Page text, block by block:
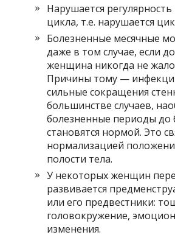
Нарушается
цикла, т.е. нарушается
Болезненные месячные
даже в том случае, если
женщина никогда не
Причины тому —
сильные сокращения
большинстве случаев,
болезненные периоды до
становятся нормой. Это
нормализацией
полости тела.
У некоторых женщин
развивается
или его предвестники:
головокружение,
изменения.